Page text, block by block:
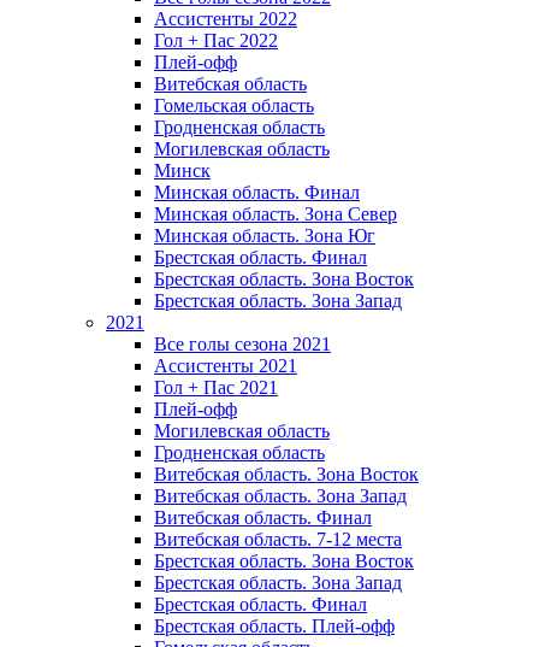
Ассистенты 2022
Гол + Пас 2022
Плей-офф
Витебская область
Гомельская область
Гродненская область
Могилевская область
Минск
Mинская область. Финал
Минская область. Зона Север
Минская область. Зона Юг
Брестская область. Финал
Брестская область. Зона Восток
Брестская область. Зона Запад
2021
Все голы сезона 2021
Ассистенты 2021
Гол + Пас 2021
Плей-офф
Могилевская область
Гродненская область
Витебская область. Зона Восток
Витебская область. Зона Запад
Витебская область. Финал
Витебская область. 7-12 места
Брестская область. Зона Восток
Брестская область. Зона Запад
Брестская область. Финал
Брестская область. Плей-офф